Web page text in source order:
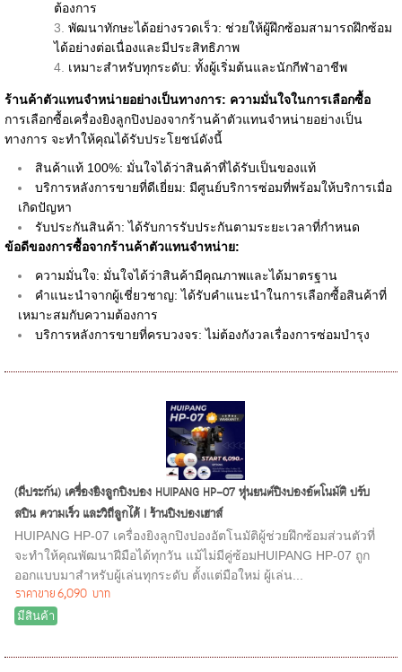
ต้องการ
พัฒนาทักษะได้อย่างรวดเร็ว: ช่วยให้ผู้ฝึกซ้อมสามารถฝึกซ้อม
ได้อย่างต่อเนื่องและมีประสิทธิภาพ
เหมาะสำหรับทุกระดับ: ทั้งผู้เริ่มต้นและนักกีฬาอาชีพ
ร้านค้าตัวแทนจำหน่ายอย่างเป็นทางการ: ความมั่นใจในการเลือกซื้อ
การเลือกซื้อเครื่องยิงลูกปิงปองจากร้านค้าตัวแทนจำหน่ายอย่างเป็น
ทางการ จะทำให้คุณได้รับประโยชน์ดังนี้
สินค้าแท้ 100%: มั่นใจได้ว่าสินค้าที่ได้รับเป็นของแท้
บริการหลังการขายที่ดีเยี่ยม: มีศูนย์บริการซ่อมที่พร้อมให้บริการเมื่อ
เกิดปัญหา
รับประกันสินค้า: ได้รับการรับประกันตามระยะเวลาที่กำหนด
ข้อดีของการซื้อจากร้านค้าตัวแทนจำหน่าย:
ความมั่นใจ: มั่นใจได้ว่าสินค้ามีคุณภาพและได้มาตรฐาน
คำแนะนำจากผู้เชี่ยวชาญ: ได้รับคำแนะนำในการเลือกซื้อสินค้าที่
เหมาะสมกับความต้องการ
บริการหลังการขายที่ครบวงจร: ไม่ต้องกังวลเรื่องการซ่อมบำรุง
(มีประกัน) เครื่องยิงลูกปิงปอง HUIPANG HP-07 หุ่นยนต์ปิงปองอัตโนมัติ ปรับ
สปิน ความเร็ว และวิถีลูกได้ I ร้านปิงปองเฮาส์
HUIPANG HP-07 เครื่องยิงลูกปิงปองอัตโนมัติผู้ช่วยฝึกซ้อมส่วนตัวที่
จะทำให้คุณพัฒนาฝีมือได้ทุกวัน แม้ไม่มีคู่ซ้อมHUIPANG HP-07 ถูก
ออกแบบมาสำหรับผู้เล่นทุกระดับ ตั้งแต่มือใหม่ ผู้เล่น...
ราคาขาย6,090 บาท
มีสินค้า